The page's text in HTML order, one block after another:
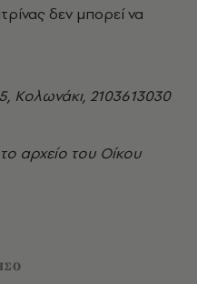
δεν μπορεί να
Κολωνάκι, 2103613030
αρχείο του Οίκου